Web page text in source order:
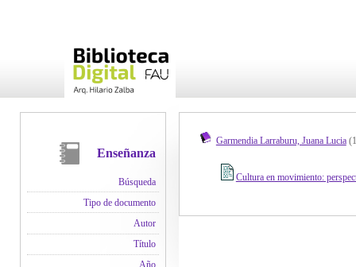
Enseñanza
Búsqueda
Tipo de documento
Autor
Título
Garmendia Larraburu, Juana Lucia
Cultura en movimiento: